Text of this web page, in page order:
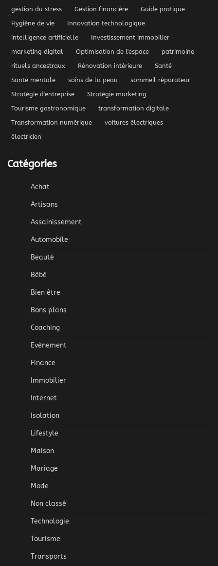
gestion du stress
Gestion financière
Guide pratique
Hygiène de vie
Innovation technologique
intelligence artificielle
Investissement immobilier
marketing digital
Optimisation de l'espace
patrimoine
rituels ancestraux
Rénovation intérieure
Santé
Santé mentale
soins de la peau
sommeil réparateur
Stratégie d'entreprise
Stratégie marketing
Tourisme gastronomique
transformation digitale
Transformation numérique
voitures électriques
électricien
Catégories
Achat
Artisans
Assainissement
Automobile
Beauté
Bébé
Bien être
Bons plans
Coaching
Evènement
Finance
Immobilier
Internet
Isolation
Lifestyle
Maison
Mariage
Mode
Non classé
Technologie
Tourisme
Transports